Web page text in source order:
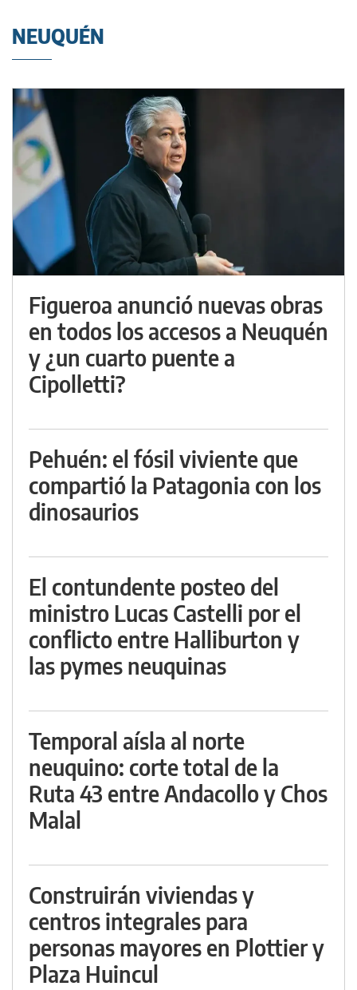
NEUQUÉN
Figueroa anunció nuevas obras
en todos los accesos a Neuquén
y ¿un cuarto puente a
Cipolletti?
Pehuén: el fósil viviente que
compartió la Patagonia con los
dinosaurios
El contundente posteo del
ministro Lucas Castelli por el
conflicto entre Halliburton y
las pymes neuquinas
Temporal aísla al norte
neuquino: corte total de la
Ruta 43 entre Andacollo y Chos
Malal
Construirán viviendas y
centros integrales para
personas mayores en Plottier y
Plaza Huincul